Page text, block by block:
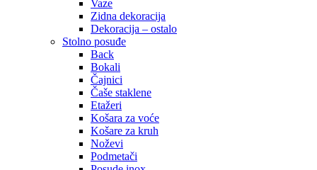
Vaze
Zidna dekoracija
Dekoracija – ostalo
Stolno posuđe
Back
Bokali
Čajnici
Čaše staklene
Etažeri
Košara za voće
Košare za kruh
Noževi
Podmetači